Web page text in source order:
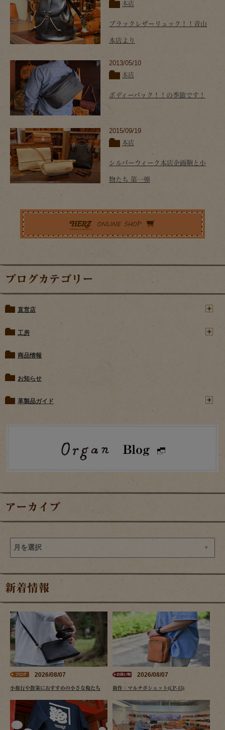
本店
ブラックレザーリュック！！青山
本店より
2013/05/10
本店
ボディーバック！！の季節です！
2015/09/19
本店
シルバーウィーク本店企画鞄と小
物たち 第一弾
ブログカテゴリー
直営店
工房
商品情報
お知らせ
革製品ガイド
アーカイブ
新着情報
2026/08/07
小旅行や散策におすすめの小さな鞄たち
2026/08/07
新作：マルチポシェット(CP-15)